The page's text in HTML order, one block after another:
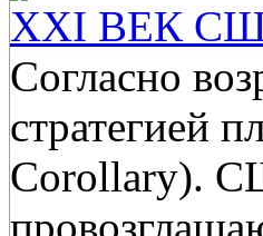
XXI ВЕК
Согласно
стратегией
Corollary).